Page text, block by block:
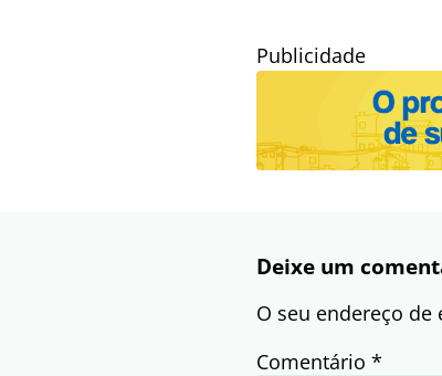
Publicidade
Deixe um
O seu endereço
Comentário *